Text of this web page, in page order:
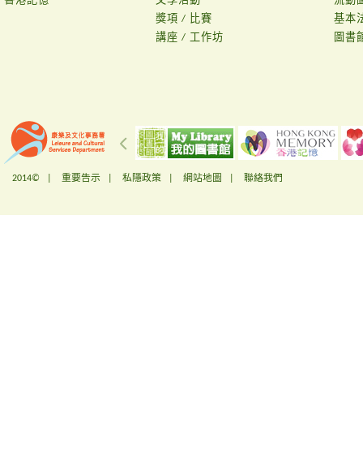
獎項 / 比賽
講座 / 工作坊
基本
圖書
2014© | 重要告示 私隱政策 網站地圖 聯絡我們